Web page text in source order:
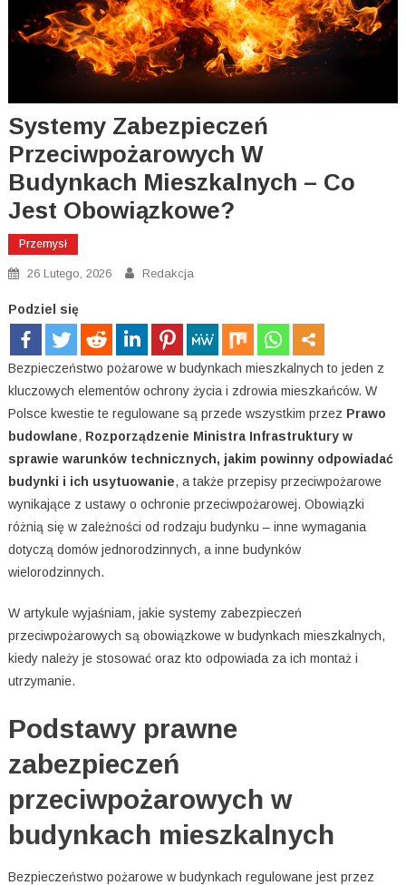
Systemy Zabezpieczeń
Przeciwpożarowych W
Budynkach Mieszkalnych – Co
Jest Obowiązkowe?
Przemysł
26 Lutego, 2026 Redakcja
Podziel się
Bezpieczeństwo pożarowe w budynkach mieszkalnych to jeden z
kluczowych elementów ochrony życia i zdrowia mieszkańców. W
Polsce kwestie te regulowane są przede wszystkim przez Prawo
budowlane, Rozporządzenie Ministra Infrastruktury w
sprawie warunków technicznych, jakim powinny odpowiadać
budynki i ich usytuowanie, a także przepisy przeciwpożarowe
wynikające z ustawy o ochronie przeciwpożarowej. Obowiązki
różnią się w zależności od rodzaju budynku – inne wymagania
dotyczą domów jednorodzinnych, a inne budynków
wielorodzinnych.
W artykule wyjaśniam, jakie systemy zabezpieczeń
przeciwpożarowych są obowiązkowe w budynkach mieszkalnych,
kiedy należy je stosować oraz kto odpowiada za ich montaż i
utrzymanie.
Podstawy prawne
zabezpieczeń
przeciwpożarowych w
budynkach mieszkalnych
Bezpieczeństwo pożarowe w budynkach regulowane jest przez